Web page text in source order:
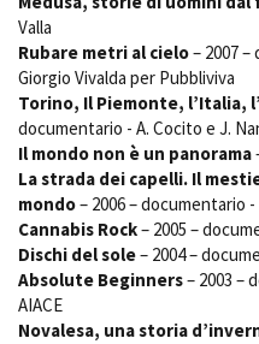
Valla
Rubare metri al cielo– 2007
Giorgio Vivalda per Pubbliviva
Torino, Il Piemonte, l’Italia,
documentario - A. Cocito e J.
Il mondo non è un panorama
La strada dei capelli. Il
mondo– 2006 – documentario -
Cannabis Rock– 2005 –
Dischi del sole– 2004 –
Absolute Beginners– 2003 –
AIACE
Novalesa, una storia